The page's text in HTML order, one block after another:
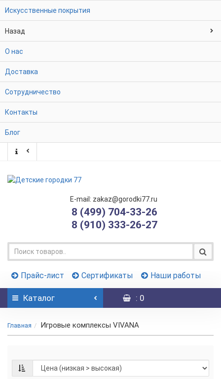
Искусственные покрытия
Назад
О нас
Доставка
Сотрудничество
Контакты
Блог
E-mail: zakaz@gorodki77.ru
8 (499) 704-33-26
8 (910) 333-26-27
Прайс-лист Сертификаты Наши работы
Каталог : 0
Главная Игровые комплексы VIVANA